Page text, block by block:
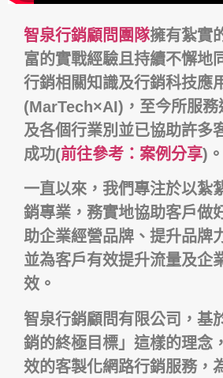
智泉行銷顧問團隊擁有紮實
富的實戰經驗且持續不懈地
行銷相關知識及行銷科技應
(MarTech×AI)，至今所服務
及各個行業別並已協助許多
成功(前往參考：案例分享)。
一直以來，我們專注於以紮
銷專業，務實地協助客戶做
助企業經營品牌、提升品牌
並為客戶有效提升流量及企
效。
智泉行銷顧問有限公司，基
銷的終極目標」這樣的理念
效的客製化網路行銷服務，